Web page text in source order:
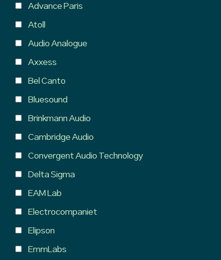
Advance Paris
Atoll
Audio Analogue
Axxess
Bel Canto
Bluesound
Brinkmann Audio
Cambridge Audio
Convergent Audio Technology
Delta Sigma
EAM Lab
Electrocompaniet
Elipson
EmmLabs